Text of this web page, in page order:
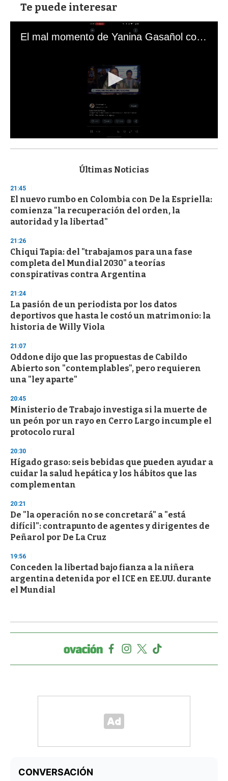
Te puede interesar
El mal momento de Yanina Gasañol con un hincha argentino en "Subrayado"
s
d
s
o
f
3
s
e
c
o
n
Últimas Noticias
21:45
El nuevo rumbo en Colombia con De la Espriella:
comienza "la recuperación del orden, la
autoridad y la libertad"
21:26
Chiqui Tapia: del "trabajamos para una fase
completa del Mundial 2030" a teorías
conspirativas contra Argentina
21:24
La pasión de un periodista por los datos
deportivos que hasta le costó un matrimonio: la
historia de Willy Viola
21:07
Oddone dijo que las propuestas de Cabildo
Abierto son "contemplables", pero requieren
una "ley aparte"
20:45
Ministerio de Trabajo investiga si la muerte de
un peón por un rayo en Cerro Largo incumple el
protocolo rural
20:30
Hígado graso: seis bebidas que pueden ayudar a
cuidar la salud hepática y los hábitos que las
complementan
20:21
De "la operación no se concretará" a "está
difícil": contrapunto de agentes y dirigentes de
Peñarol por De La Cruz
19:56
Conceden la libertad bajo fianza a la niñera
argentina detenida por el ICE en EE.UU. durante
el Mundial